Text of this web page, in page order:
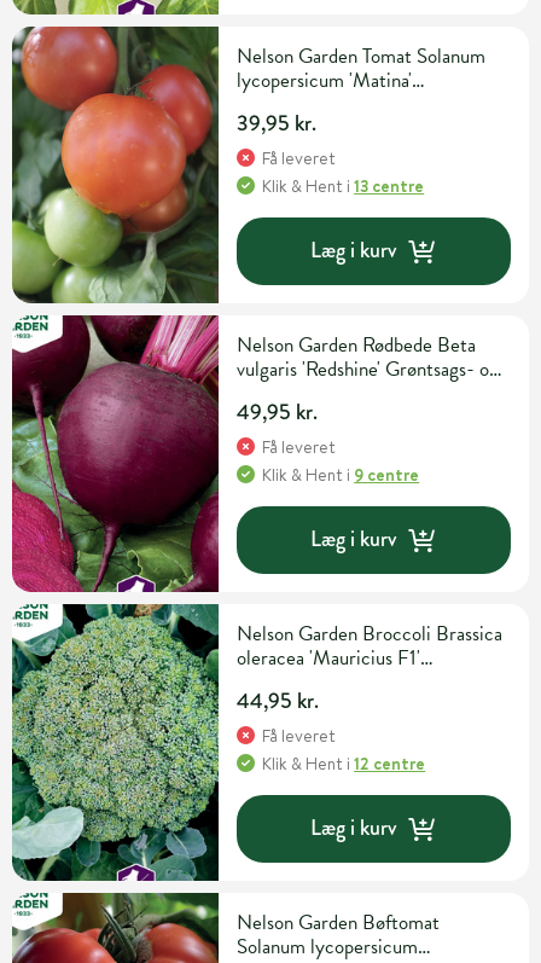
Nelson Garden Tomat Solanum
lycopersicum 'Matina'
39,95 kr.
Få leveret
Klik & Hent i13 centre
Læg i kurv
Nelson Garden Rødbede Beta
vulgaris 'Redshine' Grøntsags- og
49,95 kr.
Få leveret
Klik & Hent i 9 centre
Læg i kurv
Nelson Garden Broccoli Brassica
oleracea 'Mauricius F1'
44,95 kr.
Få leveret
Klik & Hent i12 centre
Læg i kurv
Nelson Garden Bøftomat
Solanum lycopersicum